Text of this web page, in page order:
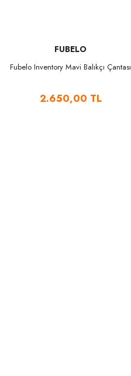
FUBELO
Fubelo Inventory Mavi Balıkçı Çantası
2.650,00 TL